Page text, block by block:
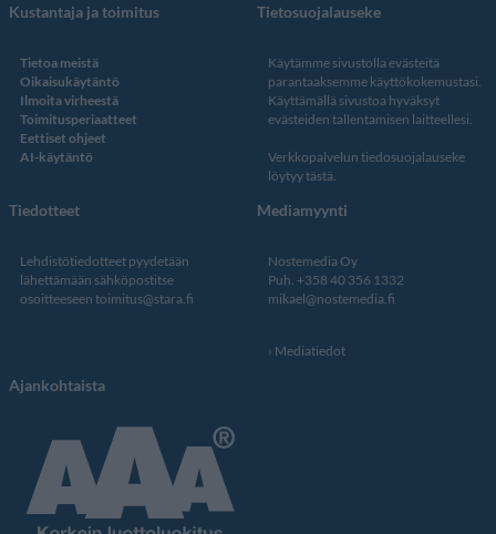
Kustantaja ja toimitus
Tietoa meistä
Oikaisukäytäntö
Ilmoita virheestä
Toimitusperiaatteet
Eettiset ohjeet
AI-käytäntö
Tietosuojalauseke
Käytämme sivustolla evästeitä
parantaaksemme käyttökokemustasi.
Käyttämällä sivustoa hyväksyt
evästeiden tallentamisen laitteellesi.
Verkkopalvelun tiedosuojalauseke
löytyy tästä
Tiedotteet
Lehdistötiedotteet pyydetään
lähettämään sähköpostitse
osoitteeseen toimitus@stara.fi
Mediamyynti
Nostemedia Oy
Puh. +358 40 356 1332
mikael@nostemedia.fi
Mediatiedot
Ajankohtaista